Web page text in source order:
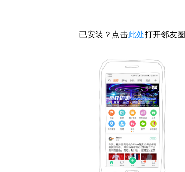
已安装？点击此处打开邻友圈